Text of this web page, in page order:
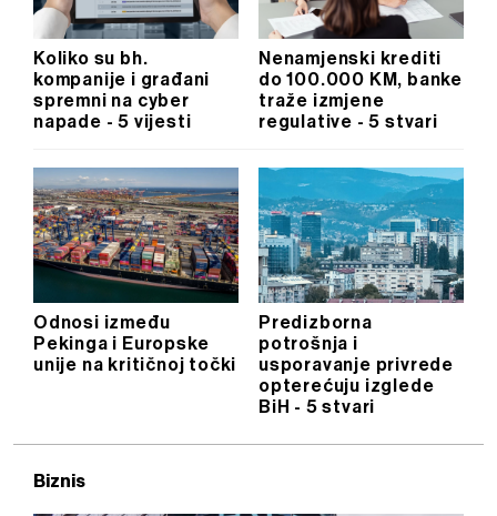
Koliko su bh.
kompanije i građani
spremni na cyber
napade - 5 vijesti
Nenamjenski krediti
do 100.000 KM, banke
traže izmjene
regulative - 5 stvari
Odnosi između
Pekinga i Europske
unije na kritičnoj točki
Predizborna
potrošnja i
usporavanje privrede
opterećuju izglede
BiH - 5 stvari
Biznis